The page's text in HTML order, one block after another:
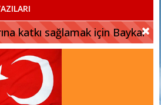
katkı sağlamak için Baykar